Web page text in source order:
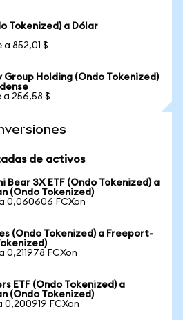
Tokenized) a Dólar
a 852,01 $
Group Holding (Ondo Tokenized)
a 256,58 $
de activos
Bear 3X ETF (Ondo Tokenized) a
(Ondo Tokenized)
0,060606 FCXon
(Ondo Tokenized) a Freeport-
0,211978 FCXon
ETF (Ondo Tokenized) a
(Ondo Tokenized)
0,200919 FCXon